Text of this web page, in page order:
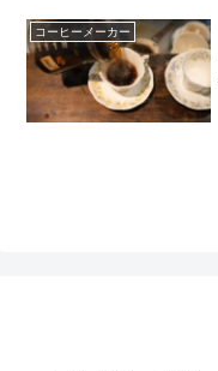
コーヒーメーカー